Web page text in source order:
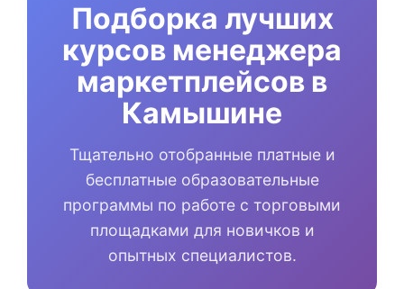
Подборка лучших
курсов менеджера
маркетплейсов в
Камышине
Тщательно отобранные платные и
бесплатные образовательные
программы по работе с торговыми
площадками для новичков и
опытных специалистов.